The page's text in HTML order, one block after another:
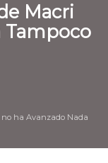
Macri
Tampoco
no ha Avanzado Nada